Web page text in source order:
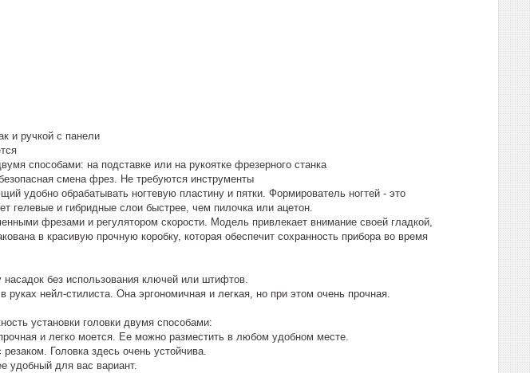
и ручкой с панели
способами: на подставке или на рукоятке фрезерного станка
смена фрез. Не требуются инструменты
удобно обрабатывать ногтевую пластину и пятки. Формирователь ногтей - это
гелевые и гибридные слои быстрее, чем пилочка или ацетон.
фрезами и регулятором скорости. Модель привлекает внимание своей гладкой,
в красивую прочную коробку, которая обеспечит сохранность прибора во время
без использования ключей или штифтов.
нейл-стилиста. Она эргономичная и легкая, но при этом очень прочная.
установки головки двумя способами:
и легко моется. Ее можно разместить в любом удобном месте.
Головка здесь очень устойчива.
удобный для вас вариант.